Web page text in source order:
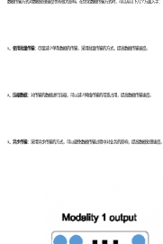
数据传输方式对数据处理速度也有很大影响。在优化数据传输方式时，可以从以下几个方面入手：
1、使用批量传输： 尽量减少单条数据的传输，采用批量传输的方式，提高数据传输速度。
2、压缩数据： 对传输的数据进行压缩，可以减少网络传输的带宽占用，提高数据传输速度。
3、异步传输： 采用异步传输的方式，可以避免数据传输过程中对业务的影响，提高数据处理速度。